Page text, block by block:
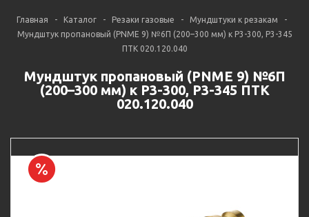
Главная - Каталог - Резаки газовые - Мундштуки к резакам
-
Мундштук пропановый (PNME 9) №6П (200–300 мм) к Р3-300, Р3-345
ПТК 020.120.040
Мундштук пропановый (PNME 9) №6П
(200–300 мм) к Р3-300, Р3-345 ПТК
020.120.040